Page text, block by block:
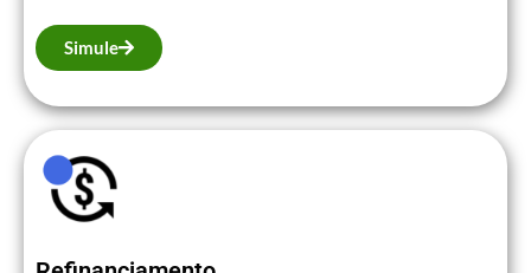
Simule